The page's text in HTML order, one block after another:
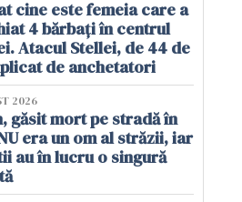
cine este femeia care a
4 bărbați în centrul
Atacul Stellei, de 44 de
de anchetatori
2026
găsit mort pe stradă în
era un om al străzii, iar
au în lucru o singură